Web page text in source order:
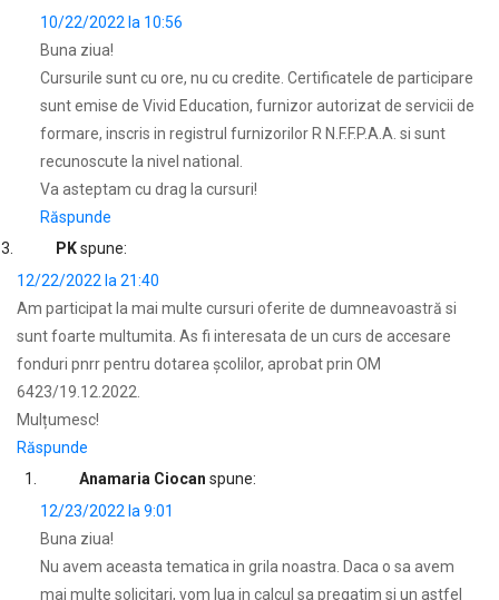
10/22/2022 la 10:56
Buna ziua!
Cursurile sunt cu ore, nu cu credite. Certificatele de participare
sunt emise de Vivid Education, furnizor autorizat de servicii de
formare, inscris in registrul furnizorilor R N.F.F.P.A.A. si sunt
recunoscute la nivel national.
Va asteptam cu drag la cursuri!
Răspunde
PKspune:
12/22/2022 la 21:40
Am participat la mai multe cursuri oferite de dumneavoastră si
sunt foarte multumita. As fi interesata de un curs de accesare
fonduri pnrr pentru dotarea școlilor, aprobat prin OM
6423/19.12.2022.
Mulțumesc!
Răspunde
Anamaria Ciocan spune:
12/23/2022 la 9:01
Buna ziua!
Nu avem aceasta tematica in grila noastra. Daca o sa avem
mai multe solicitari, vom lua in calcul sa pregatim si un astfel